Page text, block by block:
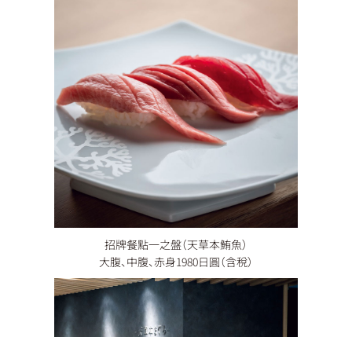
招牌餐點一之盤（天草本鮪魚）
大腹、中腹、赤身1980日圓（含稅）